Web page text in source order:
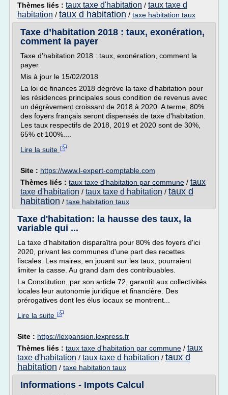
Thèmes liés : taux taxe d'habitation / taux taxe d
habitation / taux d habitation / taxe habitation taux
Taxe d’habitation 2018 : taux, exonération,
comment la payer
Taxe d'habitation 2018 : taux, exonération, comment la
payer
Mis à jour le 15/02/2018
La loi de finances 2018 dégrève la taxe d'habitation pour
les résidences principales sous condition de revenus avec
un dégrèvement croissant de 2018 à 2020. A terme, 80%
des foyers français seront dispensés de taxe d'habitation.
Les taux respectifs de 2018, 2019 et 2020 sont de 30%,
65% et 100%....
Lire la suite
Site : https://www.l-expert-comptable.com
Thèmes liés : taux taxe d'habitation par commune / taux
taxe d'habitation / taux taxe d habitation / taux d
habitation / taxe habitation taux
Taxe d'habitation: la hausse des taux, la
variable qui ...
La taxe d'habitation disparaîtra pour 80% des foyers d'ici
2020, privant les communes d'une part des recettes
fiscales. Les maires, en jouant sur les taux, pourraient
limiter la casse. Au grand dam des contribuables.
La Constitution, par son article 72, garantit aux collectivités
locales leur autonomie juridique et financière. Des
prérogatives dont les élus locaux se montrent...
Lire la suite
Site : https://lexpansion.lexpress.fr
Thèmes liés : taux taxe d'habitation par commune / taux
taxe d'habitation / taux taxe d habitation / taux d
habitation / taxe habitation taux
Informations - Impots Calcul